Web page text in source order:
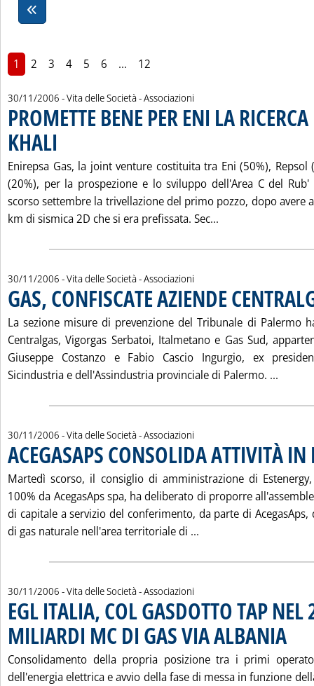
1 2 3 4 5 6 ... 12
30/11/2006 - Vita delle Società - Associazioni
PROMETTE BENE PER ENI LA
KHALI
Enirepsa Gas, la joint venture costituita tra Eni (50%), Repsol
(20%), per la prospezione e lo sviluppo dell'Area C del
scorso settembre la trivellazione del primo pozzo, dopo avere
km di sismica 2D che si era prefissata. Sec...
30/11/2006 - Vita delle Società - Associazioni
GAS, CONFISCATE AZIENDE
La sezione misure di prevenzione del Tribunale di Palermo
Centralgas, Vigorgas Serbatoi, Italmetano e Gas Sud,
Giuseppe Costanzo e Fabio Cascio Ingurgio, ex
Sicindustria e dell'Assindustria provinciale di Palermo. ...
30/11/2006 - Vita delle Società - Associazioni
ACEGASAPS CONSOLIDA ATTIVITÀ IN
Martedì scorso, il consiglio di amministrazione di
100% da AcegasAps spa, ha deliberato di proporre
di capitale a servizio del conferimento, da parte di
di gas naturale nell'area territoriale di ...
30/11/2006 - Vita delle Società - Associazioni
EGL ITALIA, COL GASDOTTO TAP
MILIARDI MC DI GAS VIA ALBANIA
Consolidamento della propria posizione tra i primi
dell'energia elettrica e avvio della fase di messa in funzione